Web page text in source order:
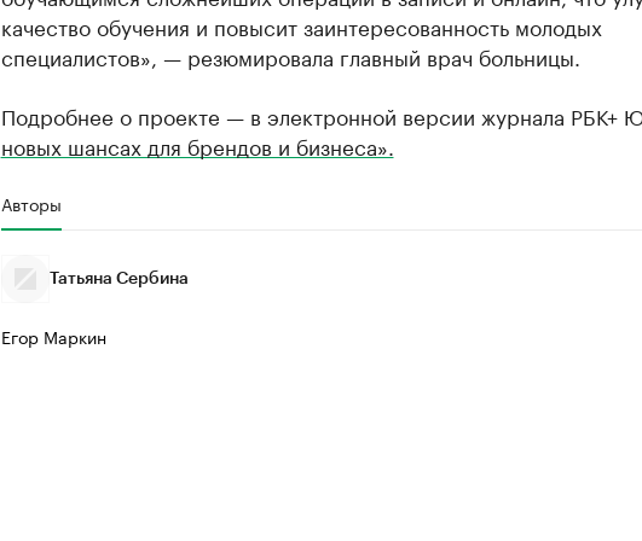
качество обучения и повысит заинтересованность молодых
специалистов», — резюмировала главный врач больницы.
Подробнее о проекте — в электронной версии журнала РБК+
новых шансах для брендов и бизнеса».
Авторы
Татьяна Сербина
Егор Маркин